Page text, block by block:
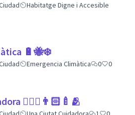
Habitatge Digne i Accesible
🔋🐝❄️
Emergencia Climàtica 0 0
💆🏾‍♀️👨🏻‍🍼🫂